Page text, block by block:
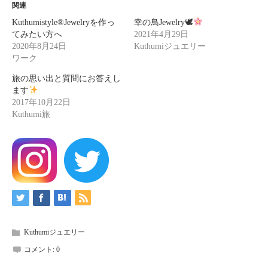
関連
Kuthumistyle®️Jewelryを作っ
てみたい方へ
2020年8月24日
ワーク
幸の鳥Jewelry🕊
2021年4月29日
Kuthumiジュエリー
旅の思い出と質問にお答えし
ます
2017年10月22日
Kuthumi旅
Kuthumiジュエリー
コメント: 0